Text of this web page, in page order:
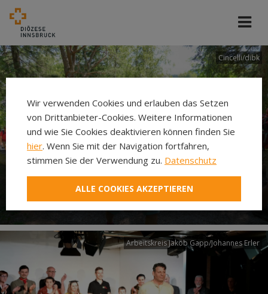
Cincelli/dibk
Neuer Pilgerweg Via
Laudato si’
Arbeitskreis Jakob Gapp/Johannes Erler
Wir verwenden Cookies und erlauben das Setzen
von Drittanbieter-Cookies. Weitere Informationen
und wie Sie Cookies deaktivieren können finden Sie
hier. Wenn Sie mit der Navigation fortfahren,
stimmen Sie der Verwendung zu. Datenschutz
ALLE COOKIES AKZEPTIEREN